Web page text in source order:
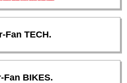
Fan TECH.
Fan BIKES.